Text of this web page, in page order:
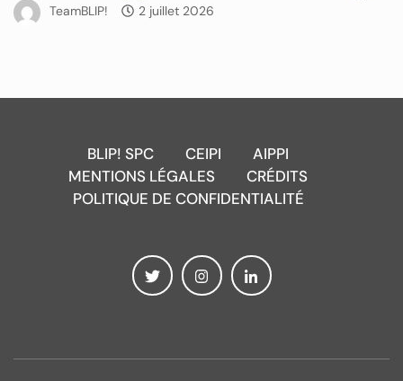
TeamBLIP! 2 juillet 2026
BLIP! SPC CEIPI
AIPPI
MENTIONS LÉGALES
CRÉDITS
POLITIQUE DE CONFIDENTIALITÉ